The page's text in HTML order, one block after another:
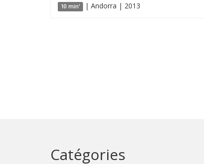
10 min' | Andorra | 2013
Catégories